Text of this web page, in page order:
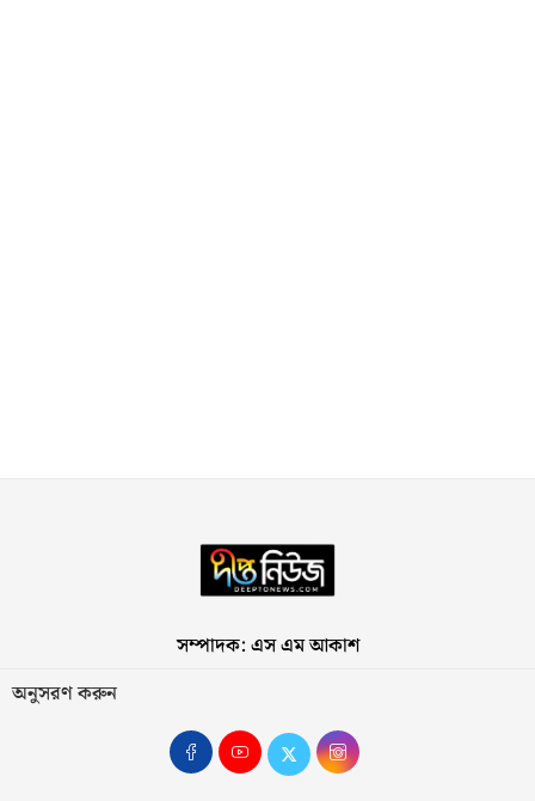
সম্পাদক: এস এম আকাশ
অনুসরণ করুন